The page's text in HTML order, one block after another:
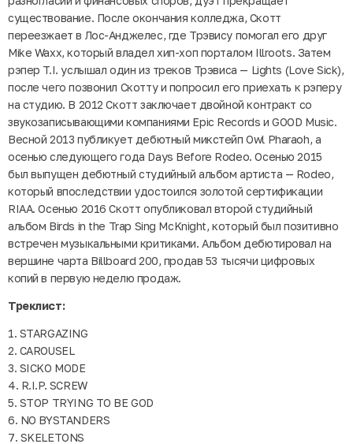
существование. После окончания колледжа, Скотт
переезжает в Лос-Анджелес, где Трэвису помогал его друг
Mike Waxx, который владел хип-хоп порталом Illroots. Затем
рэпер T.I. услышал один из треков Трэвиса — Lights (Love Sick),
после чего позвонил Скотту и попросил его приехать к рэперу
на студию. В 2012 Скотт заключает двойной контракт со
звукозаписывающими компаниями Epic Records и GOOD Music.
Весной 2013 публикует дебютный микстейп Owl Pharaoh, а
осенью следующего года Days Before Rodeo. Осенью 2015
был выпущен дебютный студийный альбом артиста — Rodeo,
который впоследствии удостоился золотой сертификации
RIAA. Осенью 2016 Скотт опубликовал второй студийный
альбом Birds in the Trap Sing McKnight, который был позитивно
встречен музыкальными критиками. Альбом дебютировал на
вершине чарта Billboard 200, продав 53 тысячи цифровых
копий в первую неделю продаж.
Треклист:
1. STARGAZING
2. CAROUSEL
3. SICKO MODE
4. R.I.P. SCREW
5. STOP TRYING TO BE GOD
6. NO BYSTANDERS
7. SKELETONS